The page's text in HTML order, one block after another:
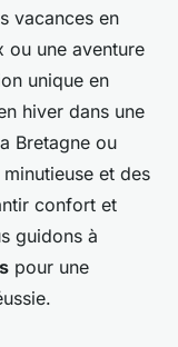
vacances en
ou une aventure
unique en
hiver dans une
Bretagne ou
et des
confort et
guidons à
pour une